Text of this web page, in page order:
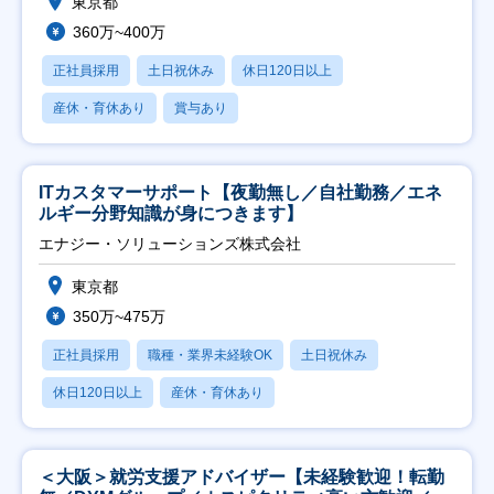
360万~400万
正社員採用 土日祝休み 休日120日以上
産休・育休あり 賞与あり
ITカスタマーサポート【夜勤無し／自社勤務／エネ
ルギー分野知識が身につきます】
エナジー・ソリューションズ株式会社
東京都
350万~475万
正社員採用 職種・業界未経験OK 土日祝休み
休日120日以上 産休・育休あり
＜大阪＞就労支援アドバイザー【未経験歓迎！転勤